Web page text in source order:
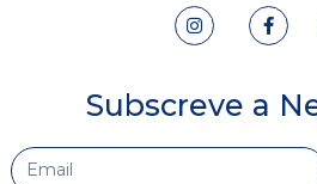
Subscreve a